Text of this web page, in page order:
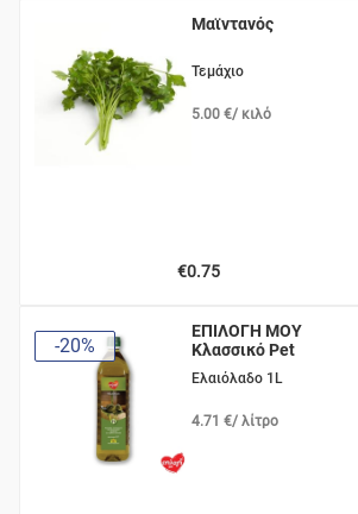
Μαϊντανός
Τεμάχιο
5.00 €/ κιλό
€0.75
-20%
ΕΠΙΛΟΓΗ ΜΟΥ
Κλασσικό Pet
Ελαιόλαδο 1L
4.71 €/ λίτρο